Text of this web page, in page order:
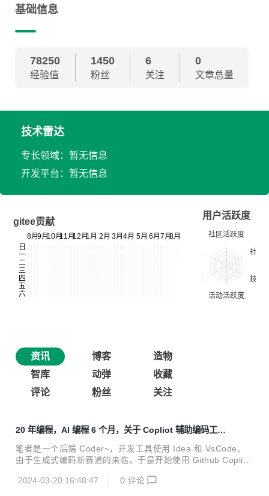
基础信息
78250
经验值
1450
粉丝
6
关注
0
文章总量
技术雷达
专长领域：暂无信息
开发平台：暂无信息
gitee贡献
用户活跃度
资讯 博客
造物
智库
动弹
收藏
评论
粉丝 关注
20 年编程，AI 编程 6 个月，关于 Copliot 辅助编码工
具，你想知道的都在这里
笔者是一个后端 Coder~，开发工具使用 Idea 和 VsCode。
由于生成式编码新赛道的来临。于是开始使用 Github Coplilo
Comate、CodeGeeX2 等不下 10 种的工具。
2024-03-20 16:48:47 0 评论